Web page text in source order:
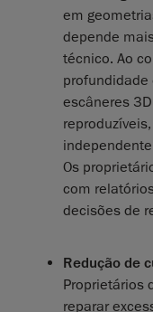
em
depende
técnico. Ao
profundidade
escâneres
Os
com
decisões de
Redução de
Proprietários
reparar